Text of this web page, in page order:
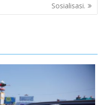
Sosialisasi.